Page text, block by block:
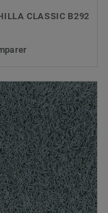
CLASSIC B292